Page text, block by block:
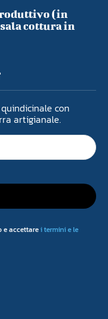
(in
cottura in
con
artigianale.
e accettarei termini e le